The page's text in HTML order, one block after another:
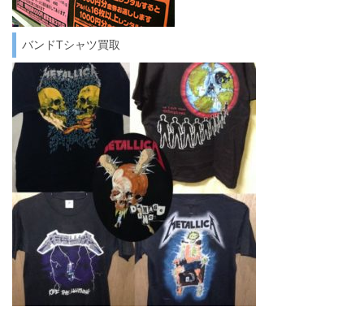
バンドTシャツ買取